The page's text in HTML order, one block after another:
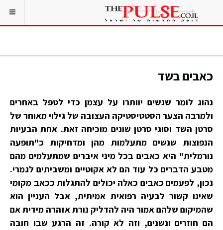
כאבים בשד
נהוג לומר שנשים יוותרו על עצמן כדי לטפל באחרים
ולמרבה הצער הסטטיסטיקה העצובה של גילוי מאוחר של
סרטן השד וסוגי סרטן שונים מוכיחה זאת. אחת הבעיות
הנפוצות שנשים מתעלמות מהן ומדחיקות כ"תופעה
נורמלית" היא כאבים בכל מיני איברים שמתעלמים מהם
מטבע הדברים כל עוד הם לא אקוטיים ומשביתים לגמרי.
נכון, לפעמים כאבים כאלה יכולים להתגלות ככאב מקומי
שאינו קשור לבעיה רפואית אמיתית, אבל העניין הוא
שהמיקום שלהם אמור היה להדליק נורת אזהרה מידית אם
הם חוזרים ונשנים, וזה לא קורה. זה הרגע שבו חובה